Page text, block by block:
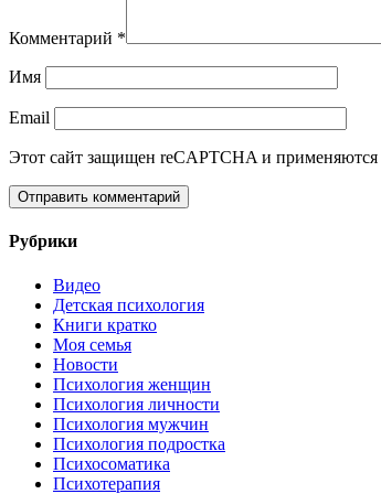
Комментарий *
Имя
Email
Этот сайт защищен reCAPTCHA и применяются
Рубрики
Видео
Детская психология
Книги кратко
Моя семья
Новости
Психология женщин
Психология личности
Психология мужчин
Психология подростка
Психосоматика
Психотерапия